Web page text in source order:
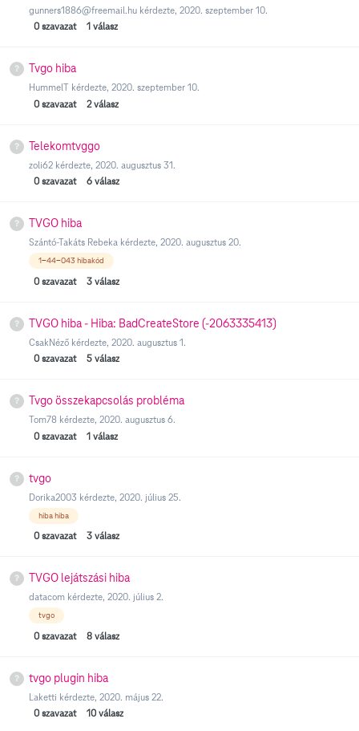
gunners1886@freemail.hu kérdezte, 2020. szeptember 10.
0 szavazat 1 válasz
Tvgo hiba
HummelT kérdezte, 2020. szeptember 10.
0 szavazat 2 válasz
Telekomtvggo
zoli62 kérdezte, 2020. augusztus 31.
0 szavazat 6 válasz
TVGO hiba
Szántó-Takáts Rebeka kérdezte, 2020. augusztus 20.
1-44-043 hibakód
0 szavazat 3 válasz
TVGO hiba - Hiba: BadCreateStore (-2063335413)
CsakNéző kérdezte, 2020. augusztus 1.
0 szavazat 5 válasz
Tvgo összekapcsolás probléma
Tom78 kérdezte, 2020. augusztus 6.
0 szavazat 1 válasz
tvgo
Dorika2003 kérdezte, 2020. július 25.
hiba hiba
0 szavazat 3 válasz
TVGO lejátszási hiba
datacom kérdezte, 2020. július 2.
tvgo
0 szavazat 8 válasz
tvgo plugin hiba
Laketti kérdezte, 2020. május 22.
0 szavazat 10 válasz